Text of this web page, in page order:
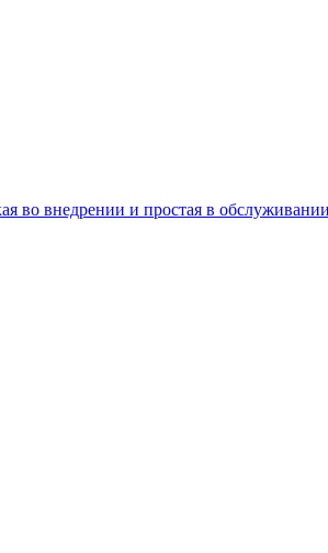
во внедрении и простая в